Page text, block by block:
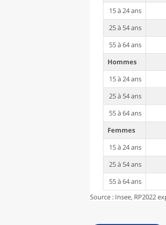
15 à 24 ans
25 à 54 ans
55 à 64 ans
Hommes
15 à 24 ans
25 à 54 ans
55 à 64 ans
Femmes
15 à 24 ans
25 à 54 ans
55 à 64 ans
Source : Insee, RP2022